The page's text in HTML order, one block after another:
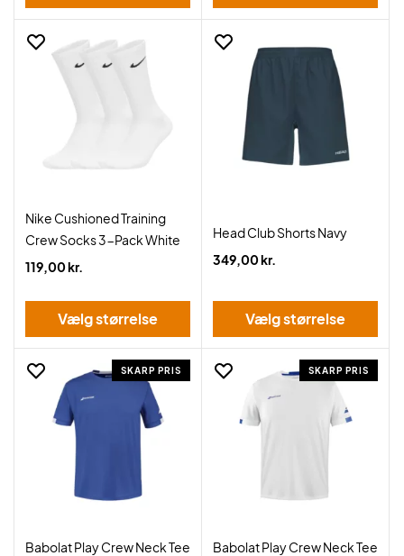
Nike Cushioned Training
Crew Socks 3-Pack White
119,00 kr.
Vælg størrelse
Head Club Shorts Navy
349,00 kr.
Vælg størrelse
SKARP PRIS
Babolat Play Crew Neck Tee
SKARP PRIS
Babolat Play Crew Neck Tee